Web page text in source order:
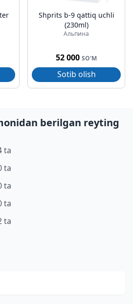
Shprits b-9 qattiq uchli
(230ml)
Альпина
52 000 SO'M
Sotib olish
berilgan reyting
ta
ta
ta
ta
ta